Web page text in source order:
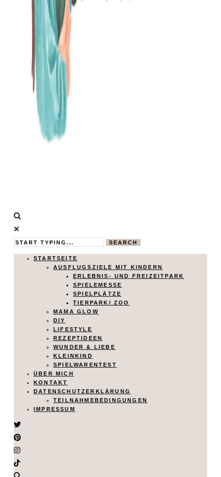
Calistas
Traum
MAMABLOG
SEARCH
STARTSEITE
AUSFLUGSZIELE MIT KINDERN
ERLEBNIS- UND FREIZEITPARK
SPIELEMESSE
SPIELPLÄTZE
TIERPARK/ ZOO
MAMA GLOW
DIY
LIFESTYLE
REZEPTIDEEN
WUNDER & LIEBE
KLEINKIND
SPIELWARENTEST
ÜBER MICH
KONTAKT
DATENSCHUTZERKLÄRUNG
TEILNAHMEBEDINGUNGEN
IMPRESSUM